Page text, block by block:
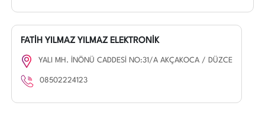
FATİH YILMAZ YILMAZ ELEKTRONİK
YALI MH. İNÖNÜ CADDESİ NO:31/A AKÇAKOCA / DÜZCE
08502224123